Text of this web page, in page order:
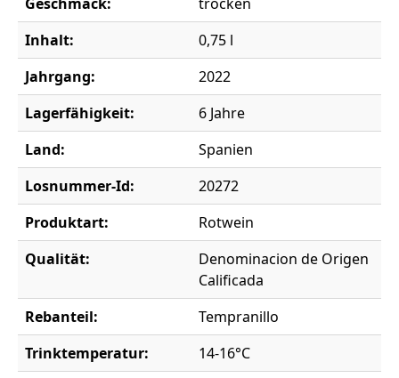
Inhalt:
0,75 l
Jahrgang:
2022
Lagerfähigkeit:
6 Jahre
Land:
Spanien
Losnummer-Id:
20272
Produktart:
Rotwein
Qualität:
Denominacion de Origen
Calificada
Rebanteil:
Tempranillo
Trinktemperatur:
14-16°C